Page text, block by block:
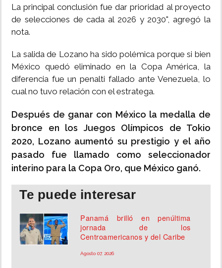
La principal conclusión fue dar prioridad al proyecto
de selecciones de cada al 2026 y 2030", agregó la
nota.
La salida de Lozano ha sido polémica porque si bien
México quedó eliminado en la Copa América, la
diferencia fue un penalti fallado ante Venezuela, lo
cual no tuvo relación con el estratega.
Después de ganar con México la medalla de
bronce en los Juegos Olímpicos de Tokio
2020, Lozano aumentó su prestigio y el año
pasado fue llamado como seleccionador
interino para la Copa Oro, que México ganó.
Te puede interesar
Panamá brilló en penúltima
jornada de los
Centroamericanos y del Caribe
Agosto 07, 2026